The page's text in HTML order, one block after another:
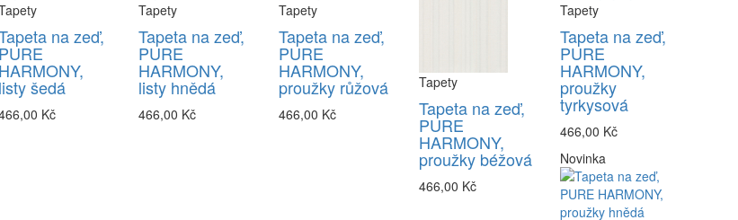
na zeď,
PURE
HARMONY,
listy šedá
Kč
Tapety
Tapeta na zeď,
PURE
HARMONY,
listy hnědá
466,00 Kč
Tapety
Tapeta na zeď,
PURE
HARMONY,
proužky růžová
466,00 Kč
Tapety
Tapeta na zeď,
PURE
HARMONY,
proužky béžová
466,00 Kč
Tapety
Tapeta na zeď,
PURE
HARMONY,
proužky
tyrkysová
466,00 Kč
Novinka